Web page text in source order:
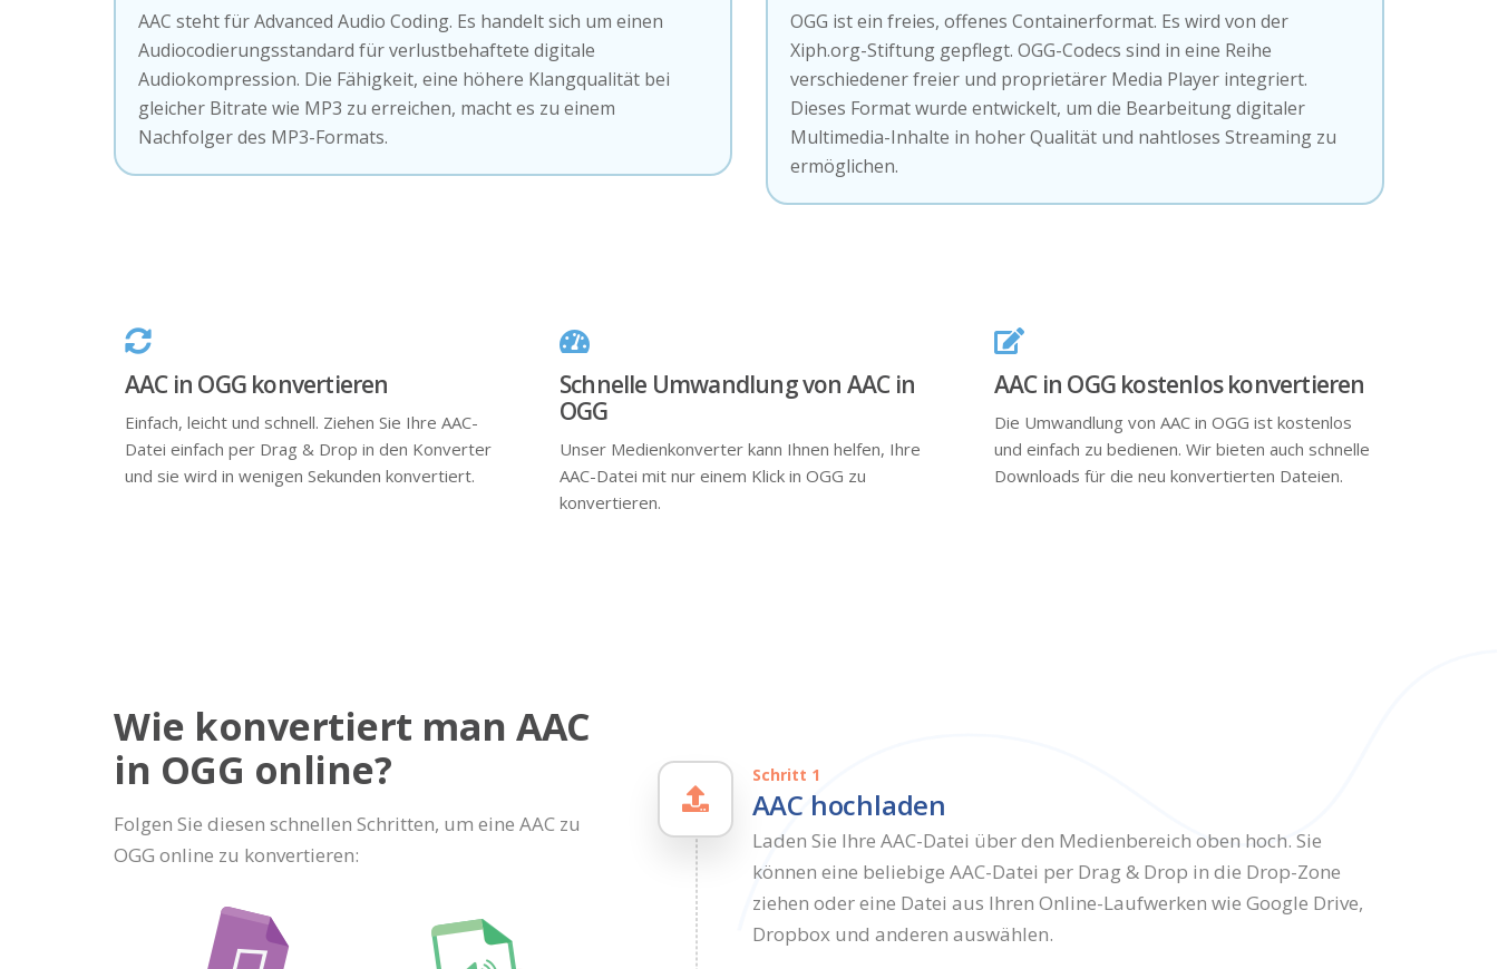
AAC steht für Advanced Audio Coding. Es handelt sich um einen
Audiocodierungsstandard für verlustbehaftete digitale
Audiokompression. Die Fähigkeit, eine höhere Klangqualität bei
gleicher Bitrate wie MP3 zu erreichen, macht es zu einem
Nachfolger des MP3-Formats.
OGG ist ein freies, offenes Containerformat. Es wird von der
Xiph.org-Stiftung gepflegt. OGG-Codecs sind in eine Reihe
verschiedener freier und proprietärer Media Player integriert.
Dieses Format wurde entwickelt, um die Bearbeitung digitaler
Multimedia-Inhalte in hoher Qualität und nahtloses Streaming zu
ermöglichen.
AAC in OGG konvertieren
Einfach, leicht und schnell. Ziehen Sie Ihre AAC-
Datei einfach per Drag & Drop in den Konverter
und sie wird in wenigen Sekunden konvertiert.
Schnelle Umwandlung von AAC in
OGG
Unser Medienkonverter kann Ihnen helfen, Ihre
AAC-Datei mit nur einem Klick in OGG zu
konvertieren.
AAC in OGG kostenlos konvertieren
Die Umwandlung von AAC in OGG ist kostenlos
und einfach zu bedienen. Wir bieten auch schnelle
Downloads für die neu konvertierten Dateien.
Wie konvertiert man AAC
in OGG online?
Folgen Sie diesen schnellen Schritten, um eine AAC zu
OGG online zu konvertieren:
Schritt 1
AAC hochladen
Laden Sie Ihre AAC-Datei über den Medienbereich oben hoch. Sie
können eine beliebige AAC-Datei per Drag & Drop in die Drop-Zone
ziehen oder eine Datei aus Ihren Online-Laufwerken wie Google Drive,
Dropbox und anderen auswählen.